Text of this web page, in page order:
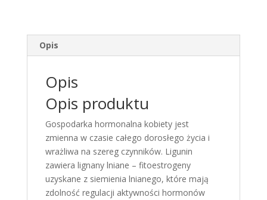
Opis
Opis
Opis produktu
Gospodarka hormonalna kobiety jest
zmienna w czasie całego dorosłego życia i
wrażliwa na szereg czynników. Ligunin
zawiera lignany lniane – fitoestrogeny
uzyskane z siemienia lnianego, które mają
zdolność regulacji aktywności hormonów